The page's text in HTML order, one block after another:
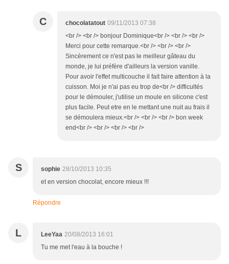
C chocolatatout 09/11/2013 07:38
<br /> <br /> bonjour Dominique<br /> <br /> <br />
Merci pour cette remarque.<br /> <br /> <br />
Sincèrement ce n'est pas le meilleur gâteau du
monde, je lui préfère d'ailleurs la version vanille.
Pour avoir l'effet multicouche il fait faire attention à la
cuisson. Moi je n'ai pas eu trop de<br /> difficultés
pour le démouler, j'utilise un moule en silicone c'est
plus facile. Peut etre en le mettant une nuit au frais il
se démoulera mieux.<br /> <br /> <br /> bon week
end<br /> <br /> <br /> <br />
S sophie 28/10/2013 10:35
et en version chocolat, encore mieux !!!
Répondre
L LeeYaa 20/08/2013 16:01
Tu me met l'eau à la bouche !